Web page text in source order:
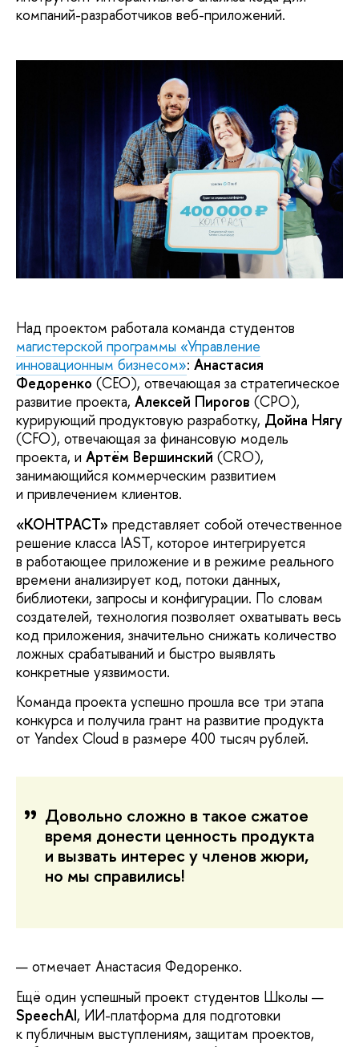
компаний-разработчиков веб-приложений.
Над проектом работала команда студентов
магистерской программы «Управление
инновационным бизнесом»: Анастасия
Федоренко (CEO), отвечающая за стратегическое
развитие проекта, Алексей Пирогов (CPO),
курирующий продуктовую разработку, Дойна Нягу
(CFO), отвечающая за финансовую модель
проекта, и Артём Вершинский (CRO),
занимающийся коммерческим развитием
и привлечением клиентов.
«КОНТРАСТ» представляет собой отечественное
решение класса IAST, которое интегрируется
в работающее приложение и в режиме реального
времени анализирует код, потоки данных,
библиотеки, запросы и конфигурации. По словам
создателей, технология позволяет охватывать весь
код приложения, значительно снижать количество
ложных срабатываний и быстро выявлять
конкретные уязвимости.
Команда проекта успешно прошла все три этапа
конкурса и получила грант на развитие продукта
от Yandex Cloud в размере 400 тысяч рублей.
Довольно сложно в такое сжатое
время донести ценность продукта
и вызвать интерес у членов жюри,
но мы справились!
— отмечает Анастасия Федоренко.
Ещё один успешный проект студентов Школы —
SpeechAI, ИИ-платформа для подготовки
к публичным выступлениям, защитам проектов,